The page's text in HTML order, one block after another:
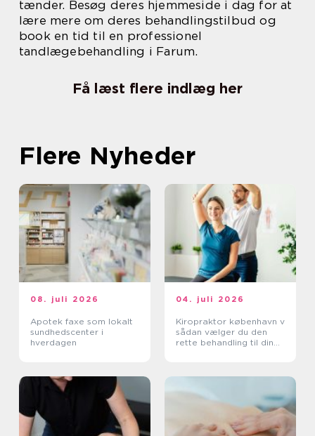
tænder. Besøg deres hjemmeside i dag for at
lære mere om deres behandlingstilbud og
book en tid til en professionel
tandlægebehandling i Farum.
Få læst flere indlæg her
Flere Nyheder
08. juli 2026
Apotek faxe som lokalt
sundhedscenter i
hverdagen
04. juli 2026
Kiropraktor københavn v
sådan vælger du den
rette behandling til dine